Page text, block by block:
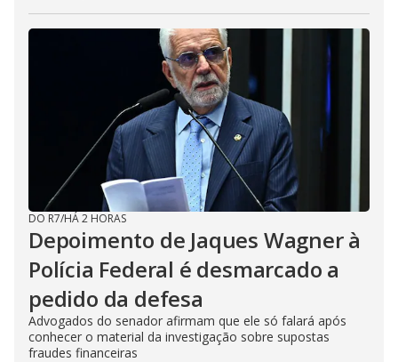
DO R7/HÁ 2 HORAS
Depoimento de Jaques Wagner à
Polícia Federal é desmarcado a
pedido da defesa
Advogados do senador afirmam que ele só falará após
conhecer o material da investigação sobre supostas
fraudes financeiras